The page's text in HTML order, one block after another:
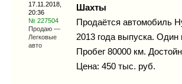
Инфо
17.11.2018,
20:36
№ 227504
Продаю —
Легковые
авто
Шахты
Продаётся автомобиль
2013 года выпуска. Один
Пробег 80000 км.
Цена: 450 тыс. руб.